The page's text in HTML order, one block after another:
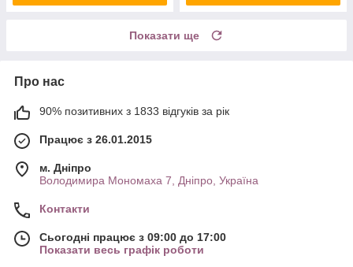
Показати ще
Про нас
90% позитивних з 1833 відгуків за рік
Працює з 26.01.2015
м. Дніпро
Володимира Мономаха 7, Дніпро, Україна
Контакти
Сьогодні працює з 09:00 до 17:00
Показати весь графік роботи